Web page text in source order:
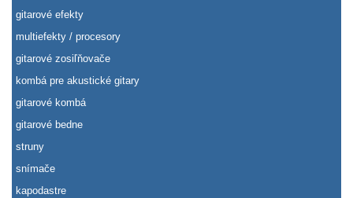
gitarové efekty
multiefekty / procesory
gitarové zosiľňovače
kombá pre akustické gitary
gitarové kombá
gitarové bedne
struny
snímače
kapodastre